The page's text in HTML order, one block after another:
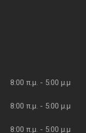
8:00 π.μ. - 5:00 μ.μ
8:00 π.μ. - 5:00 μ.μ
8:00 π.μ. - 5:00 μ.μ